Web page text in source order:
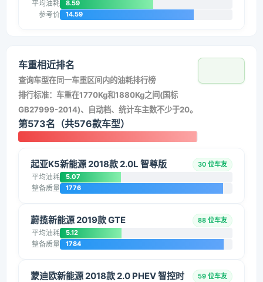
平均油耗 8.59
参考价 14.59
车重相近排名
查询车型在同一车重区间内的油耗排行榜
排行标准：车重在1770Kg和1880Kg之间(国标
GB27999-2014)、自动档、统计车主数不少于20。
第573名（共576款车型）
起亚K5新能源 2018款 2.0L 智尊版 30 位车友
平均油耗 5.07
整备质量 1776
蔚揽新能源 2019款 GTE 88 位车友
平均油耗 5.12
整备质量 1784
蒙迪欧新能源 2018款 2.0 PHEV 智控时
59 位车友